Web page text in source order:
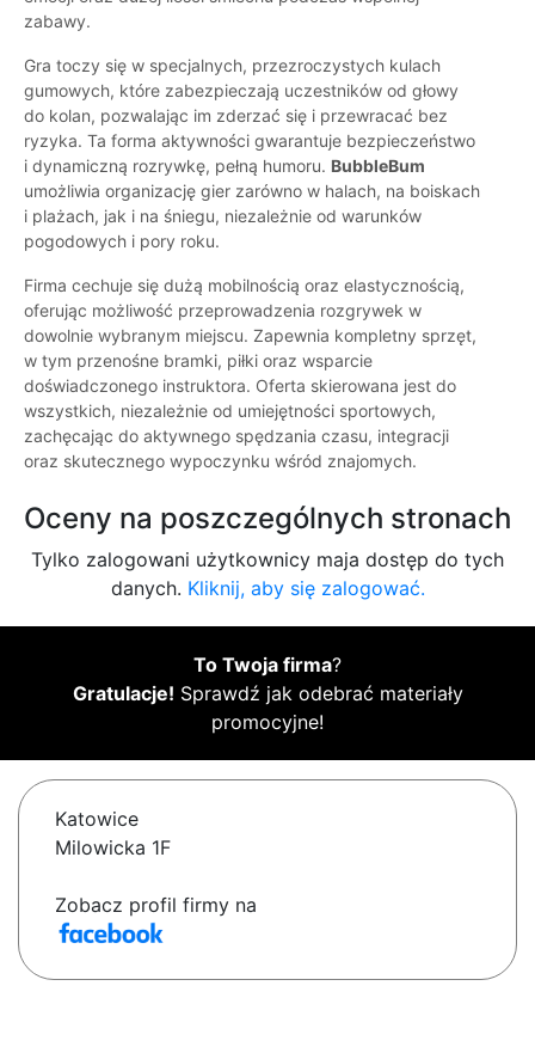
zabawy.
Gra toczy się w specjalnych, przezroczystych kulach
gumowych, które zabezpieczają uczestników od głowy
do kolan, pozwalając im zderzać się i przewracać bez
ryzyka. Ta forma aktywności gwarantuje bezpieczeństwo
i dynamiczną rozrywkę, pełną humoru. BubbleBum
umożliwia organizację gier zarówno w halach, na boiskach
i plażach, jak i na śniegu, niezależnie od warunków
pogodowych i pory roku.
Firma cechuje się dużą mobilnością oraz elastycznością,
oferując możliwość przeprowadzenia rozgrywek w
dowolnie wybranym miejscu. Zapewnia kompletny sprzęt,
w tym przenośne bramki, piłki oraz wsparcie
doświadczonego instruktora. Oferta skierowana jest do
wszystkich, niezależnie od umiejętności sportowych,
zachęcając do aktywnego spędzania czasu, integracji
oraz skutecznego wypoczynku wśród znajomych.
Oceny na poszczególnych stronach
Tylko zalogowani użytkownicy maja dostęp do tych
danych. Kliknij, aby się zalogować.
To Twoja firma?
Gratulacje! Sprawdź jak odebrać materiały
promocyjne!
Katowice
Milowicka 1F
Zobacz profil firmy na